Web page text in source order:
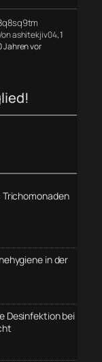
ashitekjiv04, 1
Jahren vor
in der
Desinfektion bei